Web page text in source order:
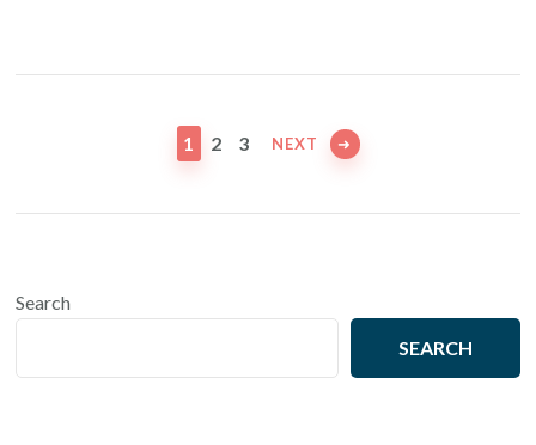
pagination
PAGE
1 PAGE
2 PAGE
3 NEXT
Search
SEARCH